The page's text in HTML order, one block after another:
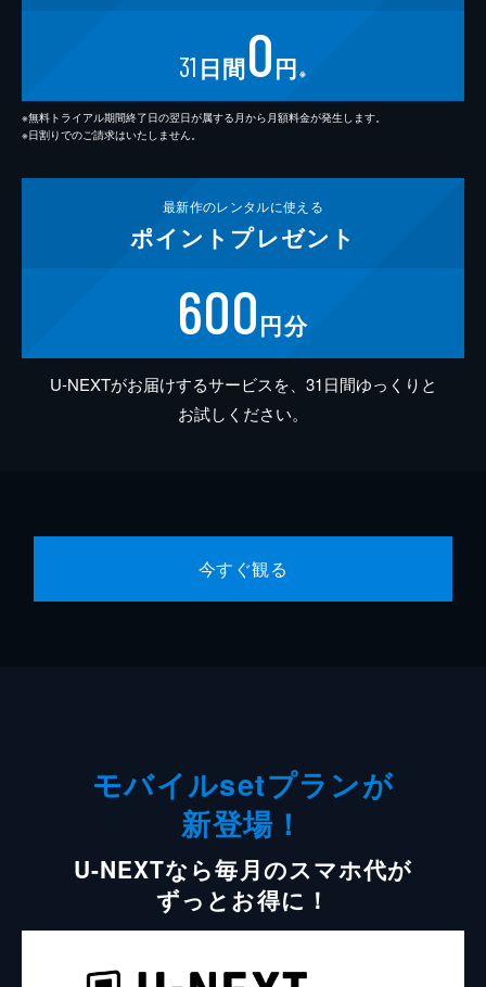
31 日間0円 ※
※無料トライアル期間終了日の翌日が属する月から月額料金が発生します。
※日割りでのご請求はいたしません。
最新作のレンタルに使える
ポイント プレゼント
600円分
U-NEXTがお届けするサービスを、31日間ゆっくりと
お試しください。
今すぐ観る
モバイルsetプランが
新登場！
U-NEXTなら毎月のスマホ代が
ずっとお得に！